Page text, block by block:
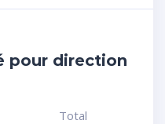
pour direction
Total